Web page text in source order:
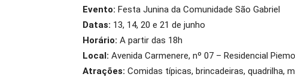
Evento: Festa Junina da Comunidade São Gabriel
Datas: 13, 14, 20 e 21 de junho
Horário: A partir das 18h
Local: Avenida Carmenere, nº 07 – Residencial
Atrações: Comidas típicas, brincadeiras, quadrilha,